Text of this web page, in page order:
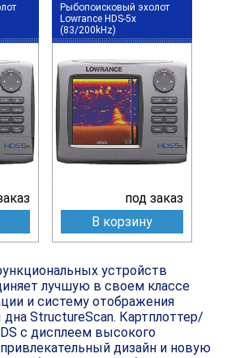
Рыбопоисковый эхолот
Lowrance HDS-5x
(83/200kHz)
под заказ
В корзину
устройств
лучшую в своем классе
и систему отображения
дна StructureScan. Картплоттер/
с дисплеем высокого
дизайн и новую